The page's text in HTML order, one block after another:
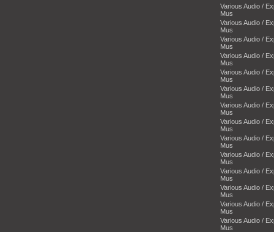
Various Audio /
Mus
Various Audio /
Mus
Various Audio /
Mus
Various Audio /
Mus
Various Audio /
Mus
Various Audio /
Mus
Various Audio /
Mus
Various Audio /
Mus
Various Audio /
Mus
Various Audio /
Mus
Various Audio /
Mus
Various Audio /
Mus
Various Audio /
Mus
Various Audio /
Mus